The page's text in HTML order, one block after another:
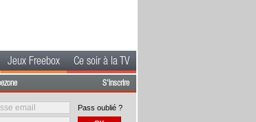
Jeux Freebox Ce soir à la TV
S'inscrire
Pass oublié ?